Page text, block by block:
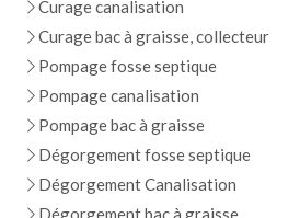
Curage canalisation
Curage bac à graisse, collecteur
Pompage fosse septique
Pompage canalisation
Pompage bac à graisse
Dégorgement fosse septique
Dégorgement Canalisation
Dégorgement bac à graisse